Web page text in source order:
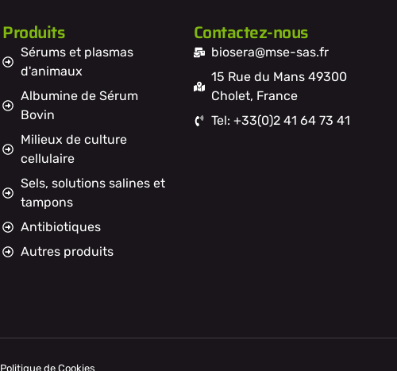
Produits
Sérums et plasmas
d'animaux
Albumine de Sérum
Bovin
Milieux de culture
cellulaire
Sels, solutions salines et
tampons
Antibiotiques
Autres produits
Contactez-nous
biosera@mse-sas.fr
15 Rue du Mans 49300
Cholet, France
Tel: +33(0)2 41 64 73 41
Politique de Cookies